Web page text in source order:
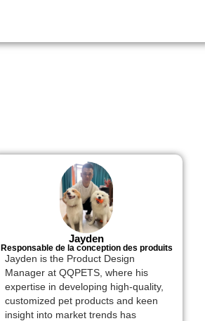
Jayden
Responsable de la conception des produits
Jayden is the Product Design
Manager at QQPETS, where his
expertise in developing high-quality,
customized pet products and keen
insight into market trends has